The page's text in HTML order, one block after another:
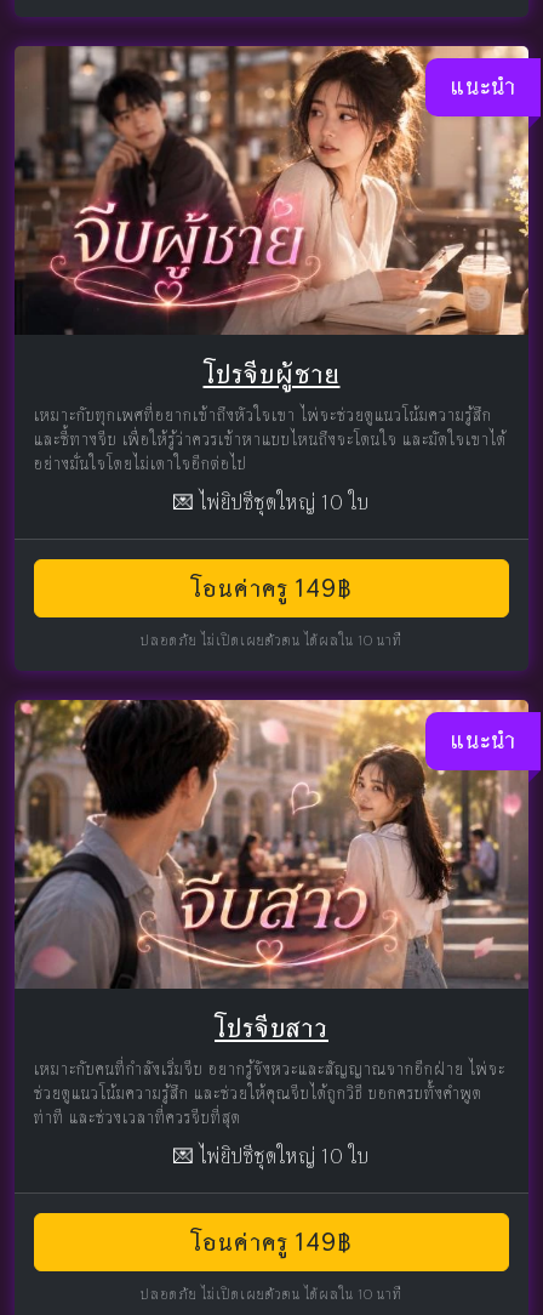
แนะนำ
โปรจีบผู้ชาย
เหมาะกับทุกเพศที่อยากเข้าถึงหัวใจเขา ไพ่จะช่วยดูแนวโน้มความรู้สึก
และชี้ทางจีบ เพื่อให้รู้ว่าควรเข้าหาแบบไหนถึงจะโดนใจ และมัดใจเขาได้
อย่างมั่นใจโดยไม่เดาใจอีกต่อไป
💌 ไพ่ยิปซีชุดใหญ่ 10 ใบ
โอนค่าครู 149฿
ปลอดภัย ไม่เปิดเผยตัวตน ได้ผลใน 10 นาที
แนะนำ
โปรจีบสาว
เหมาะกับคนที่กำลังเริ่มจีบ อยากรู้จังหวะและสัญญาณจากอีกฝ่าย ไพ่จะ
ช่วยดูแนวโน้มความรู้สึก และช่วยให้คุณจีบได้ถูกวิธี บอกครบทั้งคำพูด
ท่าที และช่วงเวลาที่ควรจีบที่สุด
💌 ไพ่ยิปซีชุดใหญ่ 10 ใบ
โอนค่าครู 149฿
ปลอดภัย ไม่เปิดเผยตัวตน ได้ผลใน 10 นาที